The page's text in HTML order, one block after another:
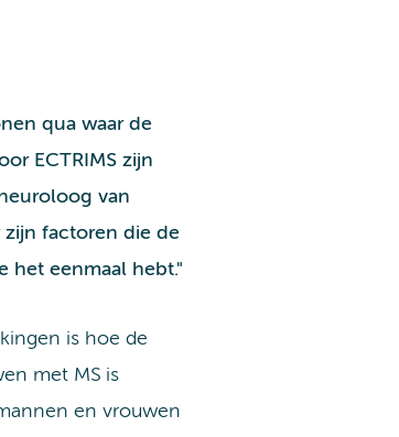
qua waar de
ECTRIMS zijn
van
zijn factoren die de
het eenmaal hebt."
is hoe de
met MS is
en vrouwen